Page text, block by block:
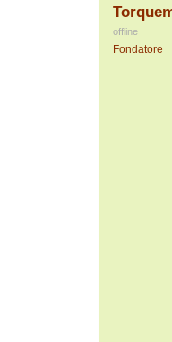
offline
Fondatore